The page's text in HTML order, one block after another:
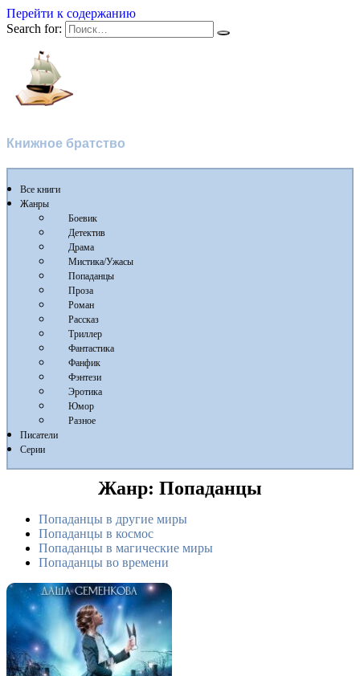
Перейти к содержанию
Search for:
Книжное братство
Все книги
Жанры
Боевик
Детектив
Драма
Мистика/Ужасы
Попаданцы
Проза
Роман
Рассказ
Триллер
Фантастика
Фанфик
Фэнтези
Эротика
Юмор
Разное
Писатели
Серии
Жанр: Попаданцы
Попаданцы в другие миры
Попаданцы в космос
Попаданцы в магические миры
Попаданцы во времени